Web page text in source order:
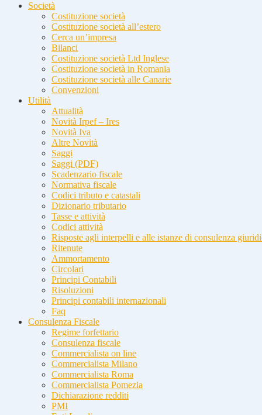
Società
Costituzione società
Costituzione società all’estero
Cerca un’impresa
Bilanci
Costituzione società Ltd Inglese
Costituzione società in Romania
Costituzione società alle Canarie
Convenzioni
Utilità
Attualità
Novità Irpef – Ires
Novità Iva
Altre Novità
Saggi
Saggi (PDF)
Scadenzario fiscale
Normativa fiscale
Codici tributo e catastali
Dizionario tributario
Tasse e attività
Codici attività
Risposte agli interpelli e alle istanze di consulenza
Ritenute
Ammortamento
Circolari
Principi Contabili
Risoluzioni
Principi contabili internazionali
Faq
Consulenza Fiscale
Regime forfettario
Consulenza fiscale
Commercialista on line
Commercialista Milano
Commercialista Roma
Commercialista Pomezia
Dichiarazione redditi
PMI